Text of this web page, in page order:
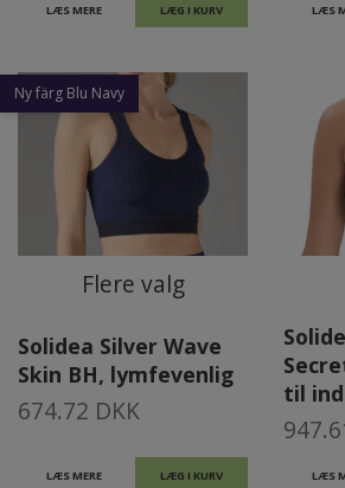
LÆS MERE LÆG I KURV LÆS
Ny färg Blu Navy
Flere valg
Solidea Silver Wave
Skin BH, lymfevenlig
674.72 DKK
LÆS MERE LÆG I KURV
til
LÆS